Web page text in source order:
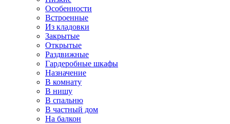
Особенности
Встроенные
Из кладовки
Закрытые
Открытые
Раздвижные
Гардеробные шкафы
Назначение
В комнату
В нишу
В спальню
В частный дом
На балкон